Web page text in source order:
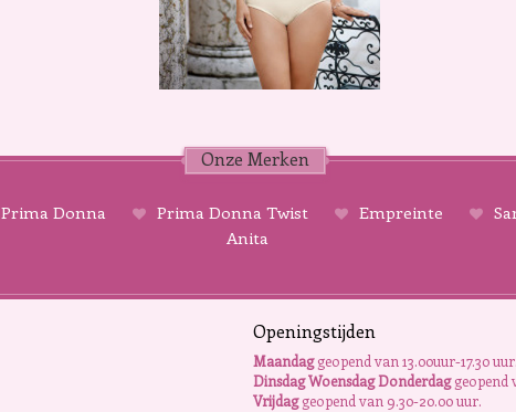
Onze Merken
Prima Donna Prima Donna Twist Empreinte
Anita
Openingstijden
Maandaggeopend van 13.00uur-17.30 uur.
Dinsdag Woensdag Donderdaggeopend
Vrijdaggeopend van 9.30-20.00 uur.